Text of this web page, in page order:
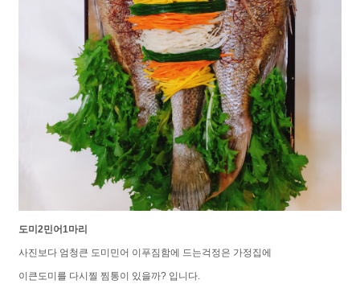
도미2민어1마리
사진보다 엄청큰 도미민어 이푸짐함에 드는걱정은 가정집에
이큰도미를 다시찔 찜통이 있을까? 입니다.